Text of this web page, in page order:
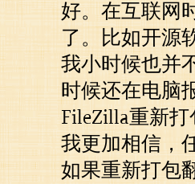
好。在互联网
了。比如开源
我小时候也并
时候还在电脑
FileZilla重新
我更加相信，
如果重新打包